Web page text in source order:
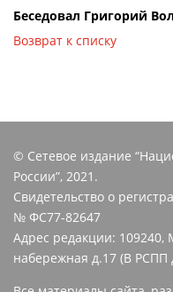
Беседовал Григорий
Возврат к списку
© Сетевое издание
России”, 2021.
Свидетельство о
№ ФС77-82647
Адрес редакции: 109240,
набережная д.17 (В РСПП